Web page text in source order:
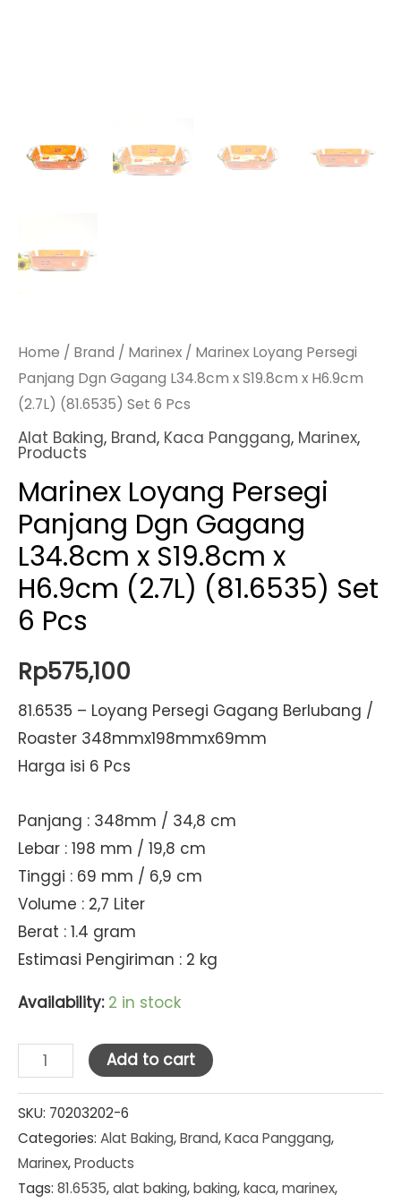
Home / Brand / Marinex / Marinex Loyang Persegi
Panjang Dgn Gagang L34.8cm x S19.8cm x H6.9cm
(2.7L) (81.6535) Set 6 Pcs
Alat Baking, Brand, Kaca Panggang, Marinex,
Products
Marinex Loyang Persegi
Panjang Dgn Gagang
L34.8cm x S19.8cm x
H6.9cm (2.7L) (81.6535) Set
6 Pcs
Rp575,100
81.6535 – Loyang Persegi Gagang Berlubang /
Roaster 348mmx198mmx69mm
Harga isi 6 Pcs
Panjang : 348mm / 34,8 cm
Lebar : 198 mm / 19,8 cm
Tinggi : 69 mm / 6,9 cm
Volume : 2,7 Liter
Berat : 1.4 gram
Estimasi Pengiriman : 2 kg
Availability: 2 in stock
Marinex
Loyang
Persegi
Panjang
Dgn
Gagang
Add to cart
SKU: 70203202-6
Categories: Alat Baking,Brand,Kaca Panggang,
Marinex,Products
Tags: 81.6535,alat baking,baking,kaca,marinex,